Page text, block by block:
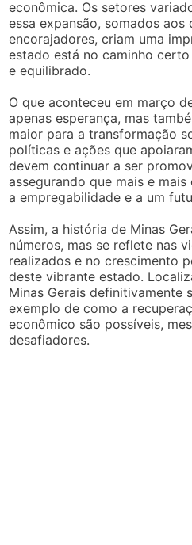
econômica. Os setores
essa expansão, somados
encorajadores, criam uma
estado está no caminho
e equilibrado.
O que aconteceu em março
apenas esperança, mas
maior para a transformação
políticas e ações que
devem continuar a ser
assegurando que mais e
a empregabilidade e a um
Assim, a história de Minas
números, mas se reflete nas
realizados e no crescimento
deste vibrante estado.
Minas Gerais definitivamente
exemplo de como a
econômico são possíveis,
desafiadores.